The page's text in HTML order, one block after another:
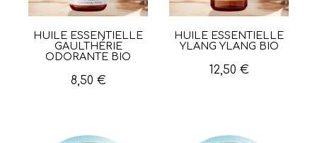
Aperçu rapide
HUILE ESSENTIELLE
GAULTHÉRIE
ODORANTE BIO
8,50 €
Aperçu rapide
HUILE ESSENTIELLE
YLANG YLANG BIO
12,50 €